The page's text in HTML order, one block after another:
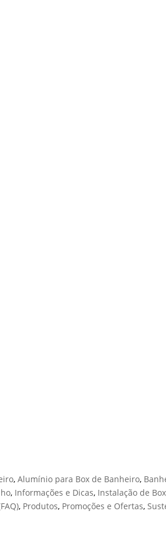
,Alumínio para Box de Banheiro,
, Informações e Dicas, Instalação de Box
, Produtos, Promoções e Ofertas,